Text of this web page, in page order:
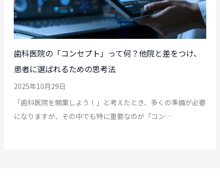
歯科医院の「コンセプト」って何？他院と差をつけ、
患者に選ばれるための思考法
2025年10月29日
「歯科医院を開業しよう！」と考えたとき、多くの準備が必要
になりますが、その中でも特に重要なのが「コン…